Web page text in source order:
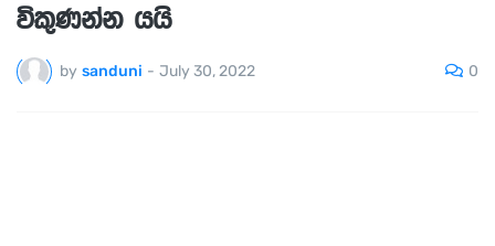
විකුණන්න යයි
by sanduni - July 30, 2022 0